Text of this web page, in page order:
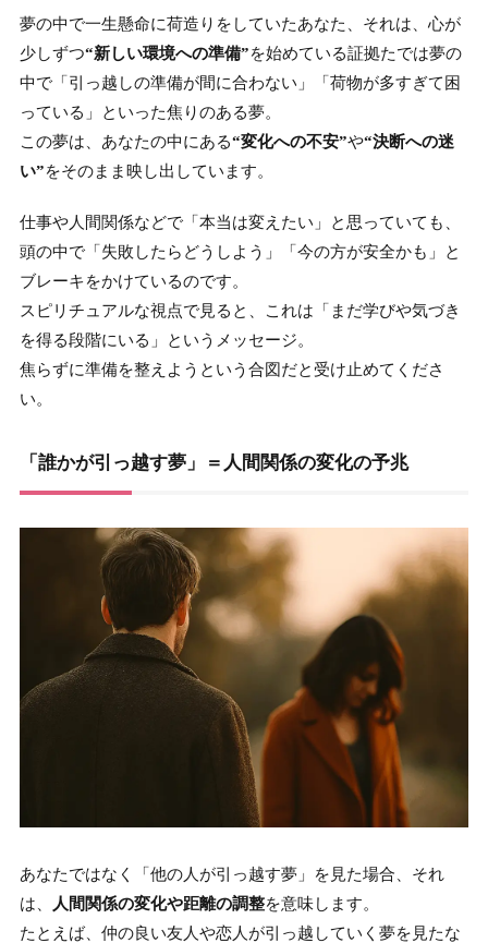
夢の中で一生懸命に荷造りをしていたあなた、それは、心が
少しずつ“新しい環境への準備”を始めている証拠たでは夢の
中で「引っ越しの準備が間に合わない」「荷物が多すぎて困
っている」といった焦りのある夢。
この夢は、あなたの中にある“変化への不安”や“決断への迷
い”をそのまま映し出しています。
仕事や人間関係などで「本当は変えたい」と思っていても、
頭の中で「失敗したらどうしよう」「今の方が安全かも」と
ブレーキをかけているのです。
スピリチュアルな視点で見ると、これは「まだ学びや気づき
を得る段階にいる」というメッセージ。
焦らずに準備を整えようという合図だと受け止めてくださ
い。
「誰かが引っ越す夢」＝人間関係の変化の予兆
あなたではなく「他の人が引っ越す夢」を見た場合、それ
は、
人間関係の変化や距離の調整を意味します。
たとえば、仲の良い友人や恋人が引っ越していく夢を見たな